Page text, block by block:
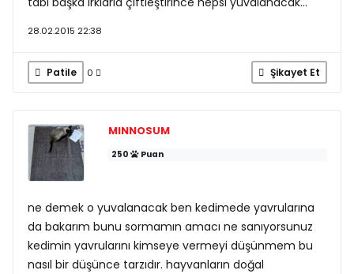
28.02.2015 22:38
Patile 0 Şikayet Et
MINNOSUM
250 Puan
ne demek o yuvalanacak ben kedimede yavrularına
da bakarım bunu sormamın amacı ne sanıyorsunuz
kedimin yavrularını kimseye vermeyi düşünmem bu
nasıl bir düşünce tarzıdır. hayvanların doğal